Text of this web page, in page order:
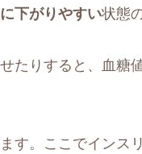
下がりやすい状態
たりすると、血糖
す。ここでインス